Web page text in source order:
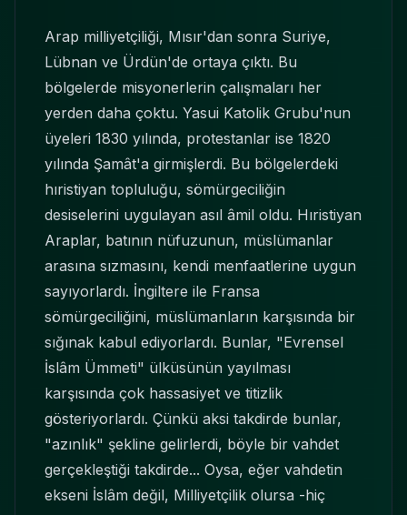
Arap milliyetçiliği, Mısır'dan sonra Suriye,
Lübnan ve Ürdün'de ortaya çıktı. Bu
bölgelerde misyonerlerin çalışmaları her
yerden daha çoktu. Yasui Katolik Grubu'nun
üyeleri 1830 yılında, protestanlar ise 1820
yılında Şamât'a girmişlerdi. Bu bölgelerdeki
hıristiyan topluluğu, sömürgeciliğin
desiselerini uygulayan asıl âmil oldu. Hıristiyan
Araplar, batının nüfuzunun, müslümanlar
arasına sızmasını, kendi menfaatlerine uygun
sayıyorlardı. İngiltere ile Fransa
sömürgeciliğini, müslümanların karşısında bir
sığınak kabul ediyorlardı. Bunlar, "Evrensel
İslâm Ümmeti" ülküsünün yayılması
karşısında çok hassasiyet ve titizlik
gösteriyorlardı. Çünkü aksi takdirde bunlar,
"azınlık" şekline gelirlerdi, böyle bir vahdet
gerçekleştiği takdirde... Oysa, eğer vahdetin
ekseni İslâm değil, Milliyetçilik olursa -hiç